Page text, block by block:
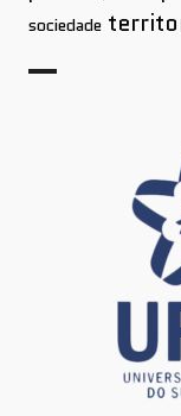
sociedade